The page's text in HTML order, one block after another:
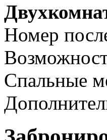
Номер
Спальные